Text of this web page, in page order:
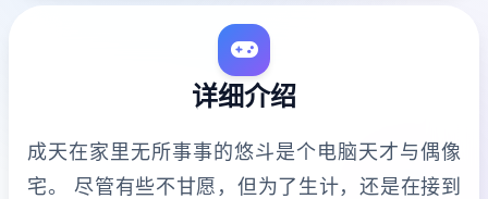
详细介绍
成天在家里无所事事的悠斗是个电脑天才与偶像
宅。 尽管有些不甘愿，但为了生计，还是在接到